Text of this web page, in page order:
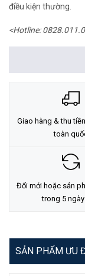
điều kiện thường.
<Hotline:
Giao hàng & thu
toàn
Đổi mới hoặc sản
trong 5
SẢN PHẨM ƯU